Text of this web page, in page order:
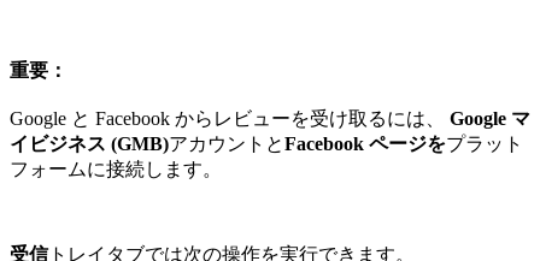
重要：
Google と Facebook からレビューを受け取るには、 Google マ
イビジネス (GMB)アカウントとFacebook ページをプラット
フォームに接続します。
受信トレイタブでは次の操作を実行できます。